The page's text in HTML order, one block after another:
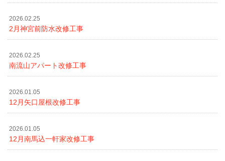
2026.02.25
2月神宮前防水改修工事
2026.02.25
南流山アパート改修工事
2026.01.05
12月矢口屋根改修工事
2026.01.05
12月南馬込一軒家改修工事